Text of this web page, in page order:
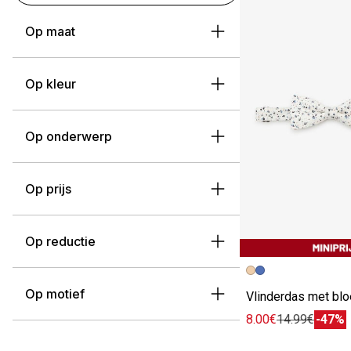
Op maat
Op kleur
Op onderwerp
Op prijs
Op reductie
Op motief
Vorige afbeelding
Volgende beeld
Vlinderdas met
8.00€14.99€-47%